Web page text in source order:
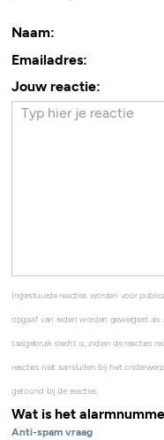
Naam:
Emailadres:
Jouw reactie:
Ingestuurde reacties worden voor
opgaaf van reden worden geweigerd
taalgebruik slecht is, indien de reacties
reacties niet aansluiten bij het
getoond bij de reacties.
Wat is het
Anti-spam vraag